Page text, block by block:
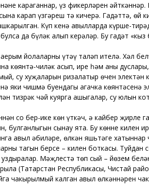
караганнар, үз фикерләрен
карап үзгәреш тә кичерә. Гадәттә, өй
Күп кенә авылларда күрше-
да бүләк алып керәләр. Бу гадәт
аерым йолаларны үтәү таләп ителә. Хәл
көянтә-чиләк асып, ире һәм аның
су хуҗаларын ризалатыр өчен электән
яки чишмә буендагы агачка көянтәсенә
тизрәк чәй куярга ашыгалар, су юлын
соң бер-ике көн үткәч, ә кайбер җирле
булганлыгын сынау ята. Бу көнне
авыл әбиләре, өлкән яшьтәге хатыннар
тагын берсе – килен боткасы. Туйдан
Мәҗлестә төп сый – йөзем
(Татарстан Республикасы, Чистай
чакырылмый калган авыл өлкәннәрен